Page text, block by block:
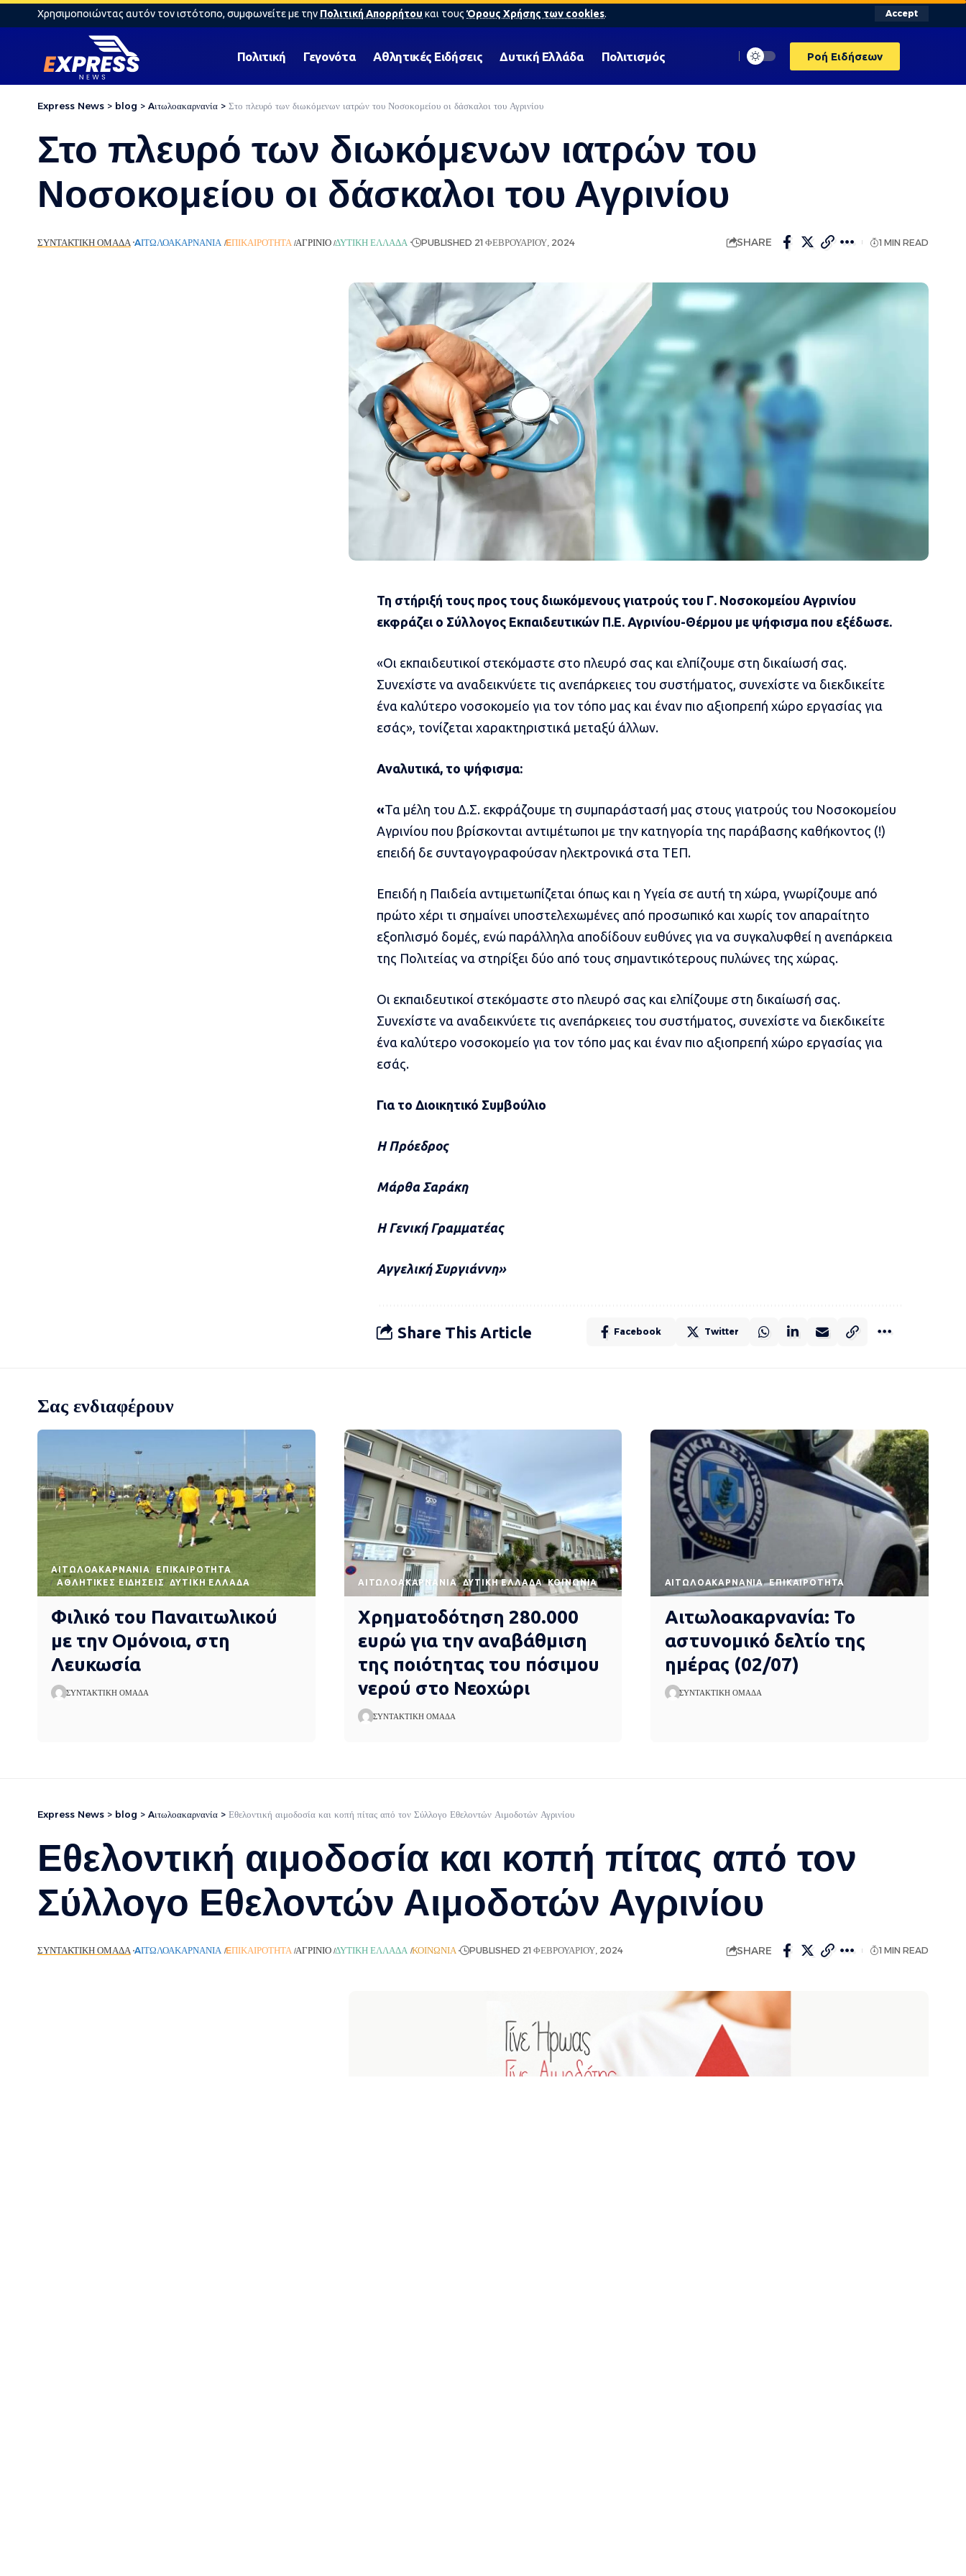
Χρησιμοποιώντας αυτόν τον ιστότοπο, συμφωνείτε με την Πολιτική Απορρήτου και τους Όρους Χρήσης των cookies. Accept
Πολιτική Γεγονότα Αθλητικές Ειδήσεις Δυτική Ελλάδα Πολιτισμός Ροή Ειδήσεων
Express News > blog > Aιτωλοακαρνανία > Στο πλευρό των διωκόμενων ιατρών του Νοσοκομείου οι δάσκαλοι του Αγρινίου
Στο πλευρό των διωκόμενων ιατρών του
Νοσοκομείου οι δάσκαλοι του Αγρινίου
ΣΥΝΤΑΚΤΙΚΉ ΟΜΆΔΑ AΙΤΩΛΟΑΚΑΡΝΑΝΊΑ EΠΙΚΑΙΡΌΤΗΤΑ ΑΓΡΊΝΙΟ ΔΥΤΙΚΉ ΕΛΛΆΔΑ PUBLISHED 21 ΦΕΒΡΟΥΑΡΊΟΥ, 2024 SHARE 1 MIN READ
Τη στήριξή τους προς τους διωκόμενους γιατρούς του Γ. Νοσοκομείου Αγρινίου
εκφράζει ο Σύλλογος Εκπαιδευτικών Π.Ε. Αγρινίου-Θέρμου με ψήφισμα που εξέδωσε.
«Οι εκπαιδευτικοί στεκόμαστε στο πλευρό σας και ελπίζουμε στη δικαίωσή σας.
Συνεχίστε να αναδεικνύετε τις ανεπάρκειες του συστήματος, συνεχίστε να διεκδικείτε
ένα καλύτερο νοσοκομείο για τον τόπο μας και έναν πιο αξιοπρεπή χώρο εργασίας για
εσάς», τονίζεται χαρακτηριστικά μεταξύ άλλων.
Αναλυτικά, το ψήφισμα:
«Τα μέλη του Δ.Σ. εκφράζουμε τη συμπαράστασή μας στους γιατρούς του Νοσοκομείου
Αγρινίου που βρίσκονται αντιμέτωποι με την κατηγορία της παράβασης καθήκοντος (!)
επειδή δε συνταγογραφούσαν ηλεκτρονικά στα ΤΕΠ.
Επειδή η Παιδεία αντιμετωπίζεται όπως και η Υγεία σε αυτή τη χώρα, γνωρίζουμε από
πρώτο χέρι τι σημαίνει υποστελεχωμένες από προσωπικό και χωρίς τον απαραίτητο
εξοπλισμό δομές, ενώ παράλληλα αποδίδουν ευθύνες για να συγκαλυφθεί η ανεπάρκεια
της Πολιτείας να στηρίξει δύο από τους σημαντικότερους πυλώνες της χώρας.
Οι εκπαιδευτικοί στεκόμαστε στο πλευρό σας και ελπίζουμε στη δικαίωσή σας.
Συνεχίστε να αναδεικνύετε τις ανεπάρκειες του συστήματος, συνεχίστε να διεκδικείτε
ένα καλύτερο νοσοκομείο για τον τόπο μας και έναν πιο αξιοπρεπή χώρο εργασίας για
εσάς.
Για το Διοικητικό Συμβούλιο
Η Πρόεδρος
Μάρθα Σαράκη
Η Γενική Γραμματέας
Αγγελική Συργιάννη»
Share This Article Facebook Twitter
Σας ενδιαφέρουν
AΙΤΩΛΟΑΚΑΡΝΑΝΊΑ
EΠΙΚΑΙΡΌΤΗΤΑ
ΑΘΛΗΤΙΚΈΣ ΕΙΔΉΣΕΙΣ
ΔΥΤΙΚΉ ΕΛΛΆΔΑ
Φιλικό του Παναιτωλικού
με την Ομόνοια, στη
Λευκωσία
ΣΥΝΤΑΚΤΙΚΉ ΟΜΆΔΑ
AΙΤΩΛΟΑΚΑΡΝΑΝΊΑ ΔΥΤΙΚΉ ΕΛΛΆΔΑ ΚΟΙΝΩΝΊΑ
Χρηματοδότηση 280.000
ευρώ για την αναβάθμιση
της ποιότητας του πόσιμου
νερού στο Νεοχώρι
ΣΥΝΤΑΚΤΙΚΉ ΟΜΆΔΑ
AΙΤΩΛΟΑΚΑΡΝΑΝΊΑ EΠΙΚΑΙΡΌΤΗΤΑ
Αιτωλοακαρνανία: Το
αστυνομικό δελτίο της
ημέρας (02/07)
ΣΥΝΤΑΚΤΙΚΉ ΟΜΆΔΑ
Express News > blog > Aιτωλοακαρνανία > Εθελοντική αιμοδοσία και κοπή πίτας από τον Σύλλογο Εθελοντών Αιμοδοτών Αγρινίου
Εθελοντική αιμοδοσία και κοπή πίτας από τον
Σύλλογο Εθελοντών Αιμοδοτών Αγρινίου
ΣΥΝΤΑΚΤΙΚΉ ΟΜΆΔΑ AΙΤΩΛΟΑΚΑΡΝΑΝΊΑ EΠΙΚΑΙΡΌΤΗΤΑ ΑΓΡΊΝΙΟ ΔΥΤΙΚΉ ΕΛΛΆΔΑ ΚΟΙΝΩΝΊΑ PUBLISHED 21 ΦΕΒΡΟΥΑΡΊΟΥ, 2024 SHARE 1 MIN READ